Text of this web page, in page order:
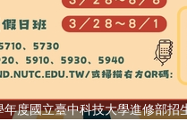
年度國立臺中科技大學進修部招